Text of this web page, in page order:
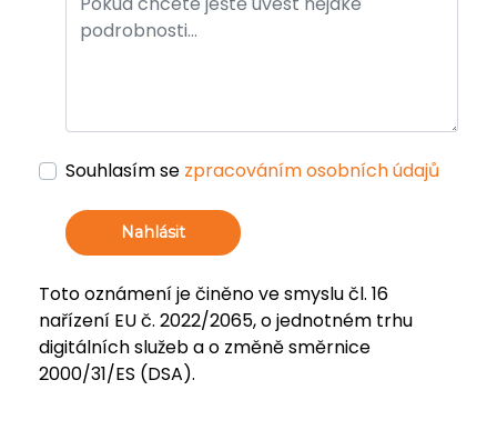
Souhlasím se zpracováním osobních údajů
Nahlásit
Toto oznámení je činěno ve smyslu čl. 16
nařízení EU č. 2022/2065, o jednotném trhu
digitálních služeb a o změně směrnice
2000/31/ES (DSA).